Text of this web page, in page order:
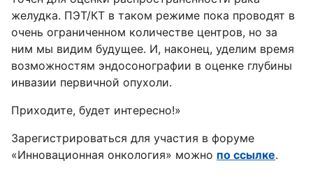
желудка. ПЭТ/КТ в таком режиме пока проводят в
очень ограниченном количестве центров, но за
ним мы видим будущее. И, наконец, уделим время
возможностям эндосонографии в оценке глубины
инвазии первичной опухоли.
Приходите, будет интересно!»
Зарегистрироваться для участия в форуме
«Инновационная онкология» можно по ссылке.